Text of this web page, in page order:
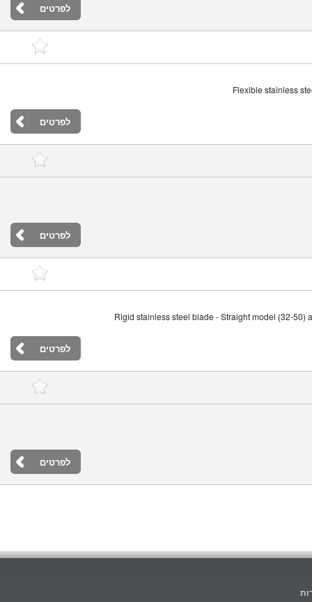
לפרטים
Flexible stainless
לפרטים
לפרטים
Rigid stainless steel blade - Straight model (32-
לפרטים
לפרטים